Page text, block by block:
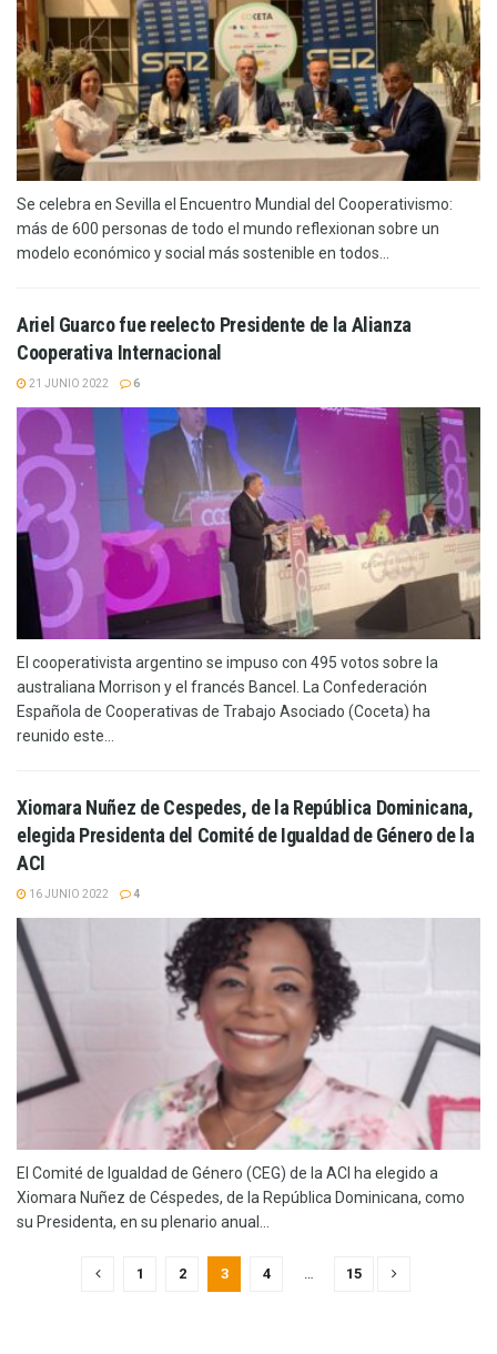
Se celebra en Sevilla el Encuentro Mundial del Cooperativismo:
más de 600 personas de todo el mundo reflexionan sobre un
modelo económico y social más sostenible en todos...
Ariel Guarco fue reelecto Presidente de la Alianza
Cooperativa Internacional
21 JUNIO 2022 6
El cooperativista argentino se impuso con 495 votos sobre la
australiana Morrison y el francés Bancel. La Confederación
Española de Cooperativas de Trabajo Asociado (Coceta) ha
reunido este...
Xiomara Nuñez de Cespedes, de la República Dominicana,
elegida Presidenta del Comité de Igualdad de Género de la
ACI
16 JUNIO 2022 4
El Comité de Igualdad de Género (CEG) de la ACI ha elegido a
Xiomara Nuñez de Céspedes, de la República Dominicana, como
su Presidenta, en su plenario anual...
1 2 3 4 … 15